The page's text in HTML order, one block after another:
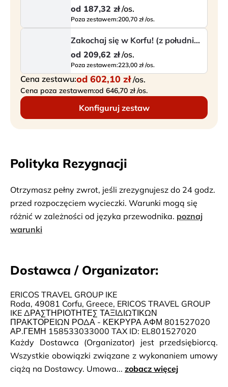
od 187,32 zł /os.
Poza zestawem:200,70 zł /os.
Zakochaj się w Korfu! (z południa wyspy)
od 209,62 zł /os.
Poza zestawem:223,00 zł /os.
Cena zestawu:od 602,10 zł /os.
Cena poza zestawem:od 646,70 zł /os.
Konfiguruj zestaw
Polityka Rezygnacji
Otrzymasz pełny zwrot, jeśli zrezygnujesz do 24 godz.
przed rozpoczęciem wycieczki. Warunki mogą się
różnić w zależności od języka przewodnika. poznaj
warunki
Dostawca / Organizator:
ERICOS TRAVEL GROUP IKE
Roda, 49081 Corfu, Greece, ERICOS TRAVEL GROUP
IKE ΔΡΑΣΤΗΡΙΟΤΗΤΕΣ ΤΑΞΙΔΙΩΤΙΚΩΝ
ΠΡΑΚΤΟΡΕΙΩΝ ΡΟΔΑ - ΚΕΚΡΥΡΑ ΑΦΜ 801527020
ΑΡ.ΓΕΜΗ 158533033000 TAX ID: EL801527020
Każdy Dostawca (Organizator) jest przedsiębiorcą.
Wszystkie obowiązki związane z wykonaniem umowy
ciążą na Dostawcy. Umowa... zobacz więcej